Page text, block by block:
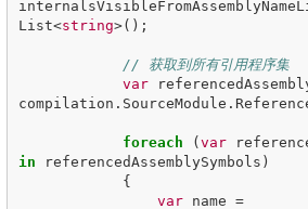
List<string>();
// 获取到所有引用程序集
var
compilation . SourceModule .
foreach (var
in
referencedAssemblySymbols )
{
var
name =